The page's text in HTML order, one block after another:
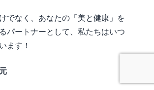
でなく、あなたの「美と健康」を
パートナーとして、私たちはいつ
ます！